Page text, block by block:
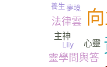
靈學問與答
法律雲
心靈
主神
養生
Lily
夢境